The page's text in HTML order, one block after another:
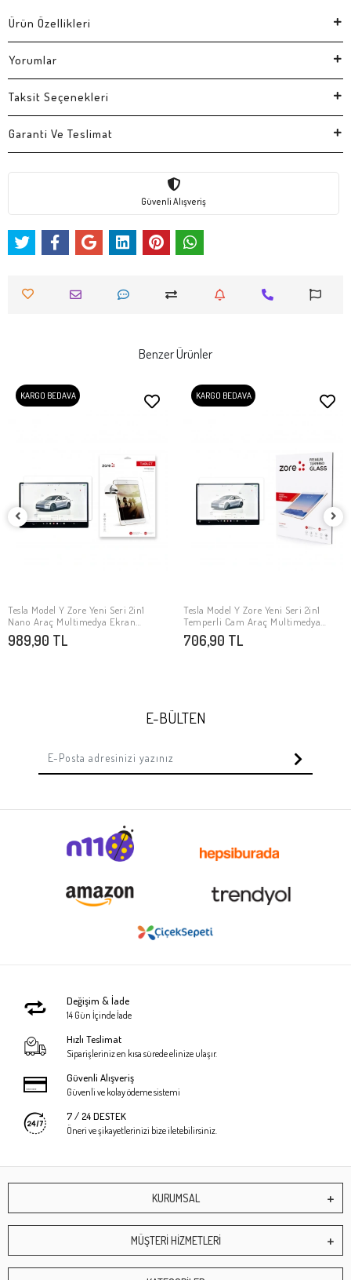
Ürün Özellikleri
Yorumlar
Taksit Seçenekleri
Garanti Ve Teslimat
Güvenli Alışveriş
Benzer Ürünler
KARGO BEDAVA
SEPETE EKLE
Tesla Model Y Zore Yeni Seri 2in1
Nano Araç Multimedya Ekran
Koruyucu
989,90 TL
KARGO BEDAVA
SEPETE EKLE
Tesla Model Y Zore Yeni Seri 2in1
Temperli Cam Araç Multimedya
Ekran Koruyucu
706,90 TL
E-BÜLTEN
Değişim & İade
14 Gün İçinde İade
Hızlı Teslimat
Siparişleriniz en kısa sürede elinize ulaşır.
Güvenli Alışveriş
Güvenli ve kolay ödeme sistemi
7 / 24 DESTEK
Öneri ve şikayetlerinizi bize iletebilirsiniz.
KURUMSAL
MÜŞTERİ HİZMETLERİ